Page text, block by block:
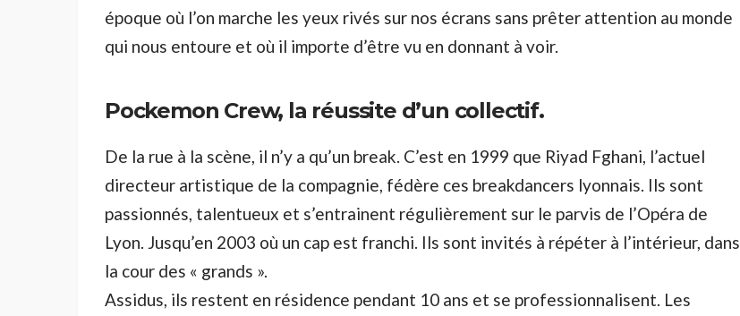
époque où l’on marche les yeux rivés sur nos écrans sans prêter attention au monde
qui nous entoure et où il importe d’être vu en donnant à voir.
Pockemon Crew, la réussite d’un collectif.
De la rue à la scène, il n’y a qu’un break. C’est en 1999 que Riyad Fghani, l’actuel
directeur artistique de la compagnie, fédère ces breakdancers lyonnais. Ils sont
passionnés, talentueux et s’entrainent régulièrement sur le parvis de l’Opéra de
Lyon. Jusqu’en 2003 où un cap est franchi. Ils sont invités à répéter à l’intérieur, dans
la cour des « grands ».
Assidus, ils restent en résidence pendant 10 ans et se professionnalisent. Les